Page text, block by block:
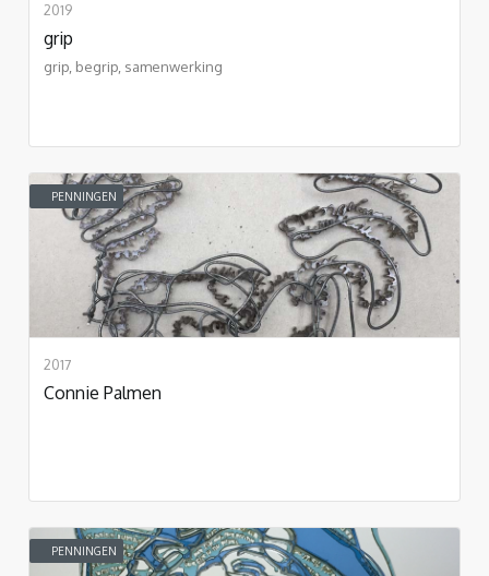
2019
grip
grip, begrip, samenwerking
PENNINGEN
2017
Connie Palmen
PENNINGEN